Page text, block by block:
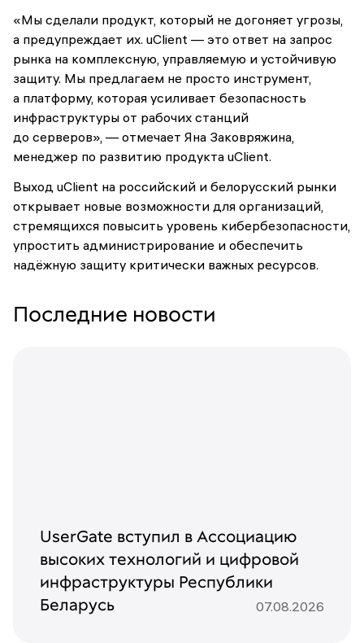
«Мы сделали продукт, который не догоняет угрозы,
а предупреждает их. uClient — это ответ на запрос
рынка на комплексную, управляемую и устойчивую
защиту. Мы предлагаем не просто инструмент,
а платформу, которая усиливает безопасность
инфраструктуры от рабочих станций
до серверов», — отмечает Яна Заковряжина,
менеджер по развитию продукта uClient.
Выход uClient на российский и белорусский рынки
открывает новые возможности для организаций,
стремящихся повысить уровень кибербезопасности,
упростить администрирование и обеспечить
надёжную защиту критически важных ресурсов.
Последние новости
UserGate вступил в Ассоциацию
высоких технологий и цифровой
инфраструктуры Республики
Беларусь
07.08.2026